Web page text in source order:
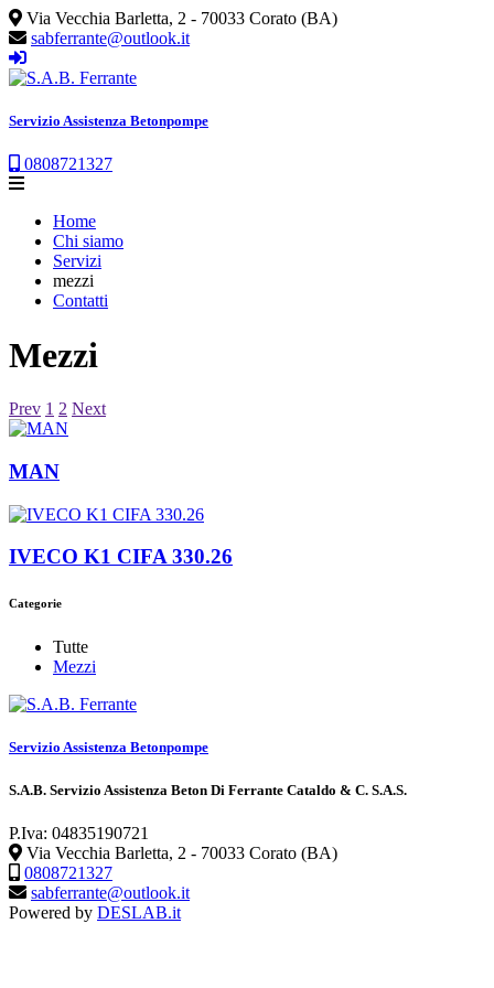
Via Vecchia Barletta, 2 - 70033 Corato (BA)
sabferrante@outlook.it
Servizio Assistenza Betonpompe
0808721327
Home
Chi siamo
Servizi
mezzi
Contatti
Mezzi
Prev 1 2 Next
MAN
IVECO K1 CIFA 330.26
Categorie
Tutte
Mezzi
Servizio Assistenza Betonpompe
S.A.B. Servizio Assistenza Beton Di Ferrante Cataldo & C. S.A.S.
P.Iva: 04835190721
Via Vecchia Barletta, 2 - 70033 Corato (BA)
0808721327
sabferrante@outlook.it
Powered by DESLAB.it